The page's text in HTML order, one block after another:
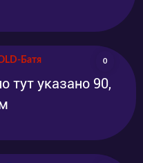
Батя 0
тут указано 90,